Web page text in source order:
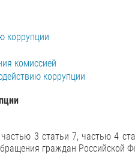
коррупции
комиссией
коррупции
частью 3 статьи 7, частью 4
граждан Российской